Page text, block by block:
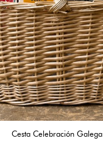
Cesta Celebración Galega